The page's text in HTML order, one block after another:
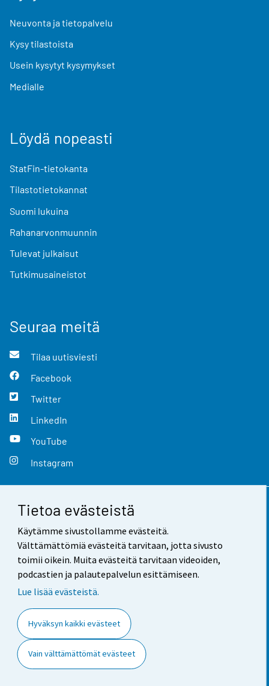
Tietoa evästeistä
Käytämme sivustollamme evästeitä.
Välttämättömiä evästeitä tarvitaan, jotta sivusto
toimii oikein. Muita evästeitä tarvitaan videoiden,
podcastien ja palautepalvelun esittämiseen.
Lue lisää evästeistä.
Hyväksyn kaikki evästeet
Vain välttämättömät evästeet
Neuvonta ja tietopalvelu
Kysy tilastoista
Usein kysytyt kysymykset
Medialle
Löydä nopeasti
StatFin-tietokanta
Tilastotietokannat
Suomi lukuina
Rahanarvonmuunnin
Tulevat julkaisut
Tutkimusaineistot
Seuraa meitä
Tilaa uutisviesti
Facebook
Twitter
LinkedIn
YouTube
Instagram
Yhteystiedot
Palaute
Käyttöehdot
Saavutettavuus
Tietoa sivustosta
Evästeasetukset